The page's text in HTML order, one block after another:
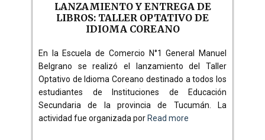
LANZAMIENTO Y ENTREGA DE
LIBROS: TALLER OPTATIVO DE
IDIOMA COREANO
En la Escuela de Comercio N°1 General Manuel
Belgrano se realizó el lanzamiento del Taller
Optativo de Idioma Coreano destinado a todos los
estudiantes de Instituciones de Educación
Secundaria de la provincia de Tucumán. La
actividad fue organizada por Read more